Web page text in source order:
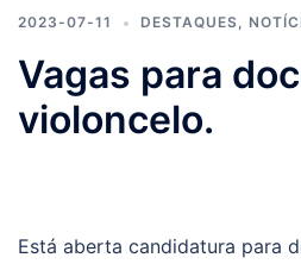
2023-07-11 DESTAQUES,
Vagas para
violoncelo.
Está aberta candidatura para